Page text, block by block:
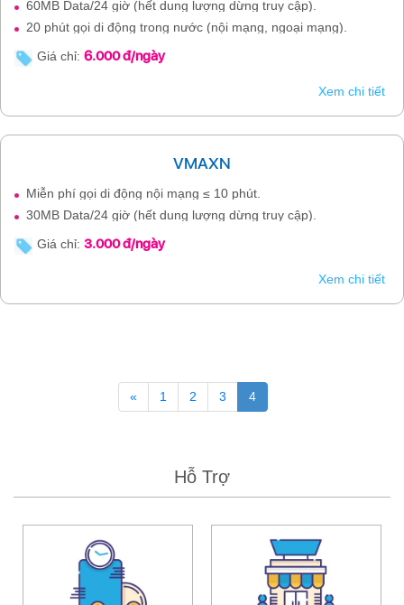
60MB Data/24 giờ (hết dung lượng dừng truy cập).
20 phút gọi di động trong nước (nội mạng, ngoại mạng).
Giá chỉ: 6.000 đ/ngày
Xem chi tiết
VMAXN
Miễn phí gọi di động nội mạng ≤ 10 phút.
30MB Data/24 giờ (hết dung lượng dừng truy cập).
Giá chỉ: 3.000 đ/ngày
Xem chi tiết
« 1 2 3 4
Hỗ Trợ